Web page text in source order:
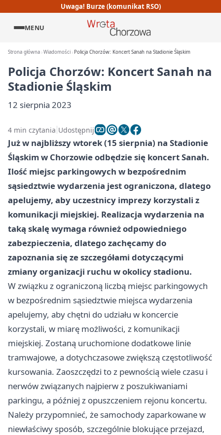
Uwaga! Burze (komunikat RSO)
MENU
Strona główna Wiadomości Policja Chorzów: Koncert Sanah na Stadionie Śląskim
Policja Chorzów: Koncert Sanah na
Stadionie Śląskim
12 sierpnia 2023
4 min czytania Udostępnij
Już w najbliższy wtorek (15 sierpnia) na Stadionie
Śląskim w Chorzowie odbędzie się koncert Sanah.
Ilość miejsc parkingowych w bezpośrednim
sąsiedztwie wydarzenia jest ograniczona, dlatego
apelujemy, aby uczestnicy imprezy korzystali z
komunikacji miejskiej. Realizacja wydarzenia na
taką skalę wymaga również odpowiedniego
zabezpieczenia, dlatego zachęcamy do
zapoznania się ze szczegółami dotyczącymi
zmiany organizacji ruchu w okolicy stadionu.
W związku z ograniczoną liczbą miejsc parkingowych
w bezpośrednim sąsiedztwie miejsca wydarzenia
apelujemy, aby chętni do udziału w koncercie
korzystali, w miarę możliwości, z komunikacji
miejskiej. Zostaną uruchomione dodatkowe linie
tramwajowe, a dotychczasowe zwiększą częstotliwość
kursowania. Zaoszczędzi to z pewnością wiele czasu i
nerwów związanych najpierw z poszukiwaniami
parkingu, a później z opuszczeniem rejonu koncertu.
Należy przypomnieć, że samochody zaparkowane w
niewłaściwy sposób, szczególnie blokujące przejazd,